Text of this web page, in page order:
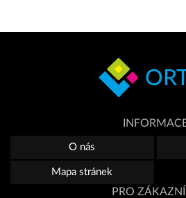
O nás
Mapa stránek
PRO